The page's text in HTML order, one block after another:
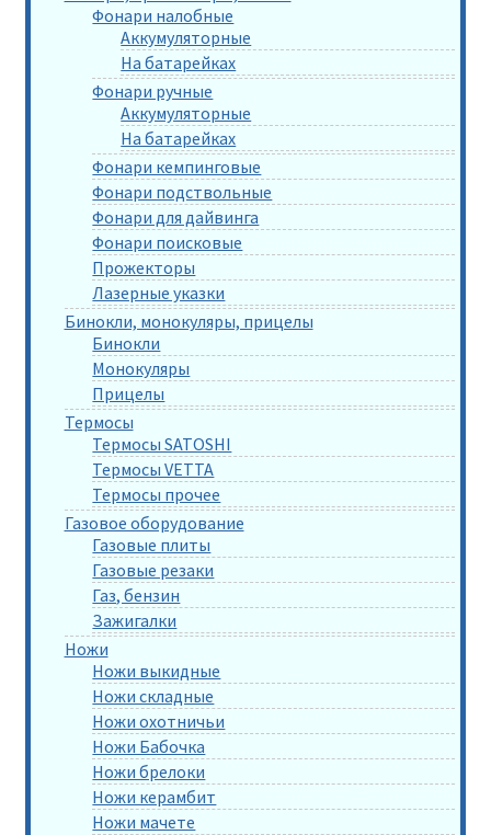
Фонари налобные
Аккумуляторные
На батарейках
Фонари ручные
Аккумуляторные
На батарейках
Фонари кемпинговые
Фонари подствольные
Фонари для дайвинга
Фонари поисковые
Прожекторы
Лазерные указки
Бинокли, монокуляры, прицелы
Бинокли
Монокуляры
Прицелы
Термосы
Термосы SATOSHI
Термосы VETTA
Термосы прочее
Газовое оборудование
Газовые плиты
Газовые резаки
Газ, бензин
Зажигалки
Ножи
Ножи выкидные
Ножи складные
Ножи охотничьи
Ножи Бабочка
Ножи брелоки
Ножи керамбит
Ножи мачете